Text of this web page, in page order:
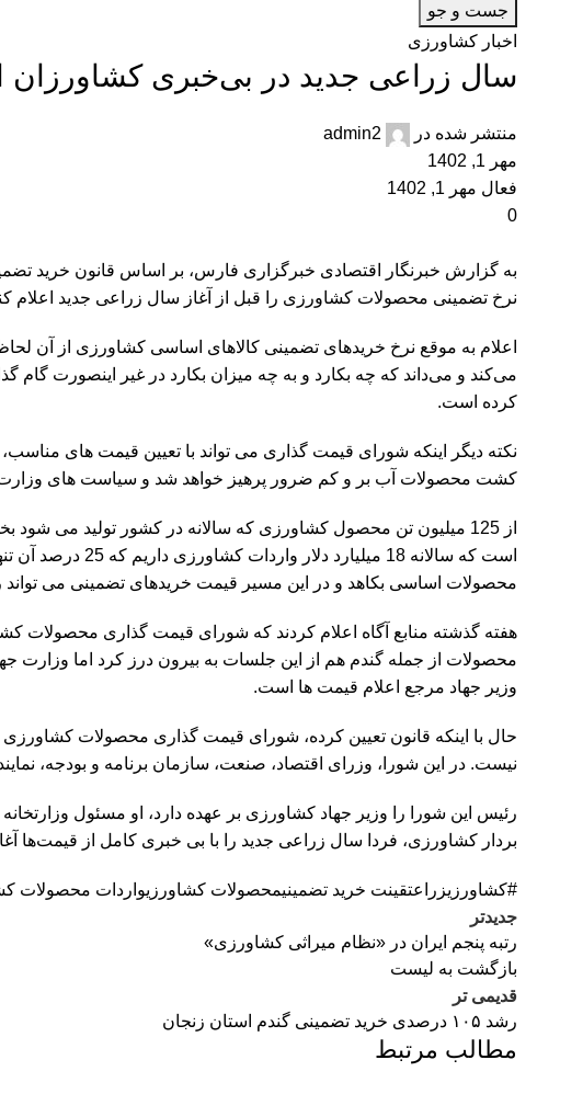
جست و جو
اخبار کشاورزی
سال زراعی جدید در بی‌خبری کشاورزان
منتشر شده در
admin2
مهر 1, 1402
فعال مهر 1, 1402
0
به گزارش خبرنگار اقتصادی خبرگزاری فارس، بر اساس قانون خرید
نرخ تضمینی محصولات کشاورزی را قبل از آغاز سال زراعی جدید اعلام
اعلام به موقع نرخ خریدهای تضمینی کالاهای اساسی کشاورزی از آن
می‌کند و می‌داند که چه بکارد و به چه میزان بکارد در غیر اینصورت گام
کرده است.
نکته دیگر اینکه شورای قیمت گذاری می تواند با تعیین قیمت های
کشت محصولات آب بر و کم ضرور پرهیز خواهد شد و سیاست های
از 125 میلیون تن محصول کشاورزی که سالانه در کشور تولید می
است که سالانه 18
محصولات اساسی بکاهد و در این مسیر قیمت خریدهای تضمینی می تواند
محصولات از جمله گندم هم از این جلسات به بیرون درز کرد اما وزارت
وزیر جهاد مرجع اعلام قیمت ها است.
حال با اینکه قانون تعیین کرده، شورای قیمت گذاری محصولات کشاورزی
نیست. در این شورا، وزرای اقتصاد، صنعت، سازمان برنامه و بودجه،
بردار کشاورزی، فردا سال زراعی جدید را با بی خبری کامل از قیمت‌ها
#کشاورزیزراعتقینت خرید تضمینیمحصولات کشاورزیواردات محصولات
جدیدتر
رتبه پنجم ایران در «نظام میراثی کشاورزی»
بازگشت به لیست
قدیمی تر
رشد ۱۰۵ درصدی خرید تضمینی گندم استان زنجان
مطالب مرتبط